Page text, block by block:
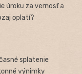
úroku za vernosť a
oplatí?
splatenie
výnimky